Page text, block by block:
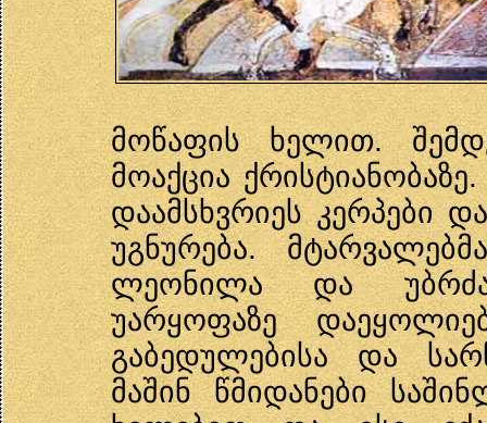
მოწაფის ხელით.
მოაქცია
დაამსხვრიეს კერპები
უგნურება.
ლეონილა და
უარყოფაზე
გაბედულებისა და
მაშინ წმიდანები